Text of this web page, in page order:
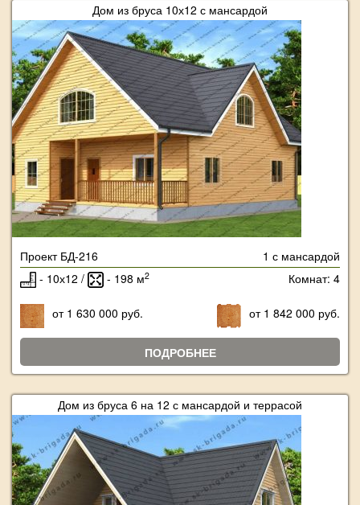
Дом из бруса 10х12 с мансардой
Проект БД-216
1 с мансардой
- 10х12 /
- 198 м2 Комнат: 4
от 1 630 000 руб. от 1 842 000 руб.
ПОДРОБНЕЕ
Дом из бруса 6 на 12 с мансардой и террасой